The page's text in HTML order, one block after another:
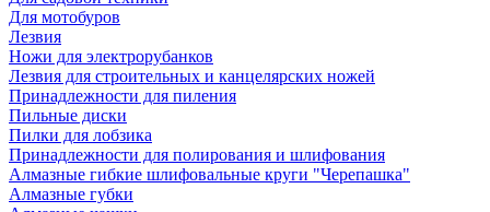
Для мотобуров
Лезвия
Ножи для электрорубанков
Лезвия для строительных и канцелярских ножей
Принадлежности для пиления
Пильные диски
Пилки для лобзика
Принадлежности для полирования и шлифования
Алмазные гибкие шлифовальные круги "Черепашка"
Алмазные губки